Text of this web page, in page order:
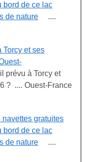
bord de ce lac
de nature ....
Torcy et ses
prévu à Torcy et
? .... Ouest-France
navettes gratuites
bord de ce lac
de nature ....